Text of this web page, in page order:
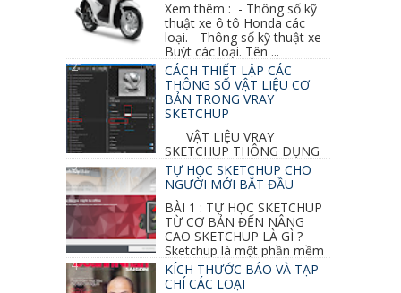
Xem thêm : - Thông số kỹ
thuật xe ô tô Honda các
loại. - Thông số kỹ thuật xe
Buýt các loại. Tên ...
CÁCH THIẾT LẬP CÁC
THÔNG SỐ VẬT LIỆU CƠ
BẢN TRONG VRAY
SKETCHUP
VẬT LIỆU VRAY
SKETCHUP THÔNG DỤNG
NHẤT 1. VẬT LIỆU VRAY INOX BÓNG: ●
Diffuse : đen ● Reflection color ...
TỰ HỌC SKETCHUP CHO
NGƯỜI MỚI BẮT ĐẦU
BÀI 1 : TỰ HỌC SKETCHUP
TỪ CƠ BẢN ĐẾN NÂNG
CAO SKETCHUP LÀ GÌ ?
Sketchup là một phần mềm
vẽ 3d của Google, nó khá dễ sữ...
KÍCH THƯỚC BÁO VÀ TẠP
CHÍ CÁC LOẠI